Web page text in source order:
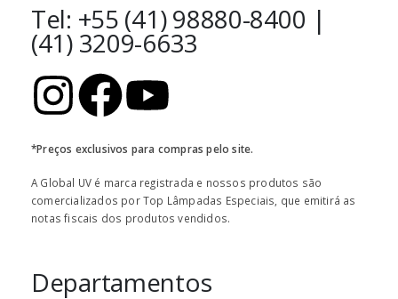
Tel: +55 (41) 98880-8400 |
(41) 3209-6633
*Preços exclusivos para compras pelo site.
A Global UV é marca registrada e nossos produtos são
comercializados por Top Lâmpadas Especiais, que emitirá as
notas fiscais dos produtos vendidos.
Departamentos